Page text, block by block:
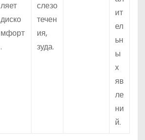
ляет
диско
мфорт
.
слезо
течен
ия,
зуда.
ит
ел
ьн
ы
х
яв
ле
ни
й.